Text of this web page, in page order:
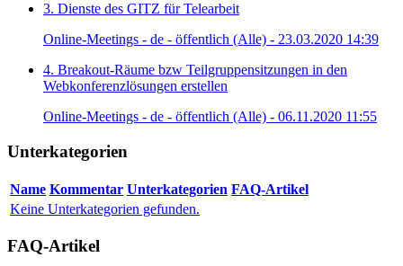
3. Dienste des GITZ für Telearbeit
Online-Meetings - de - öffentlich (Alle) - 23.03.2020 14:39
4. Breakout-Räume bzw Teilgruppensitzungen in den
Webkonferenzlösungen erstellen
Online-Meetings - de - öffentlich (Alle) - 06.11.2020 11:55
Unterkategorien
Name Kommentar Unterkategorien FAQ-Artikel
Keine Unterkategorien gefunden.
FAQ-Artikel